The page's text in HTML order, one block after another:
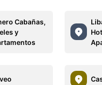
Cabañas,
y